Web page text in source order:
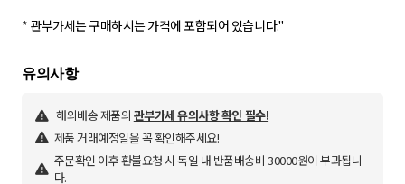
유의사항
해외배송 제품의 관부가세 유의사항 확인 필수!
제품 거래예정일을 꼭 확인해주세요!
주문확인 이후 환불요청 시 독일 내 반품배송비 30000원이 부과됩니
다.